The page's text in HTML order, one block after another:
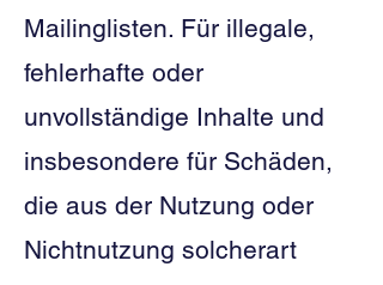
Mailinglisten. Für illegale,
fehlerhafte oder
unvollständige Inhalte und
insbesondere für Schäden,
die aus der Nutzung oder
Nichtnutzung solcherart